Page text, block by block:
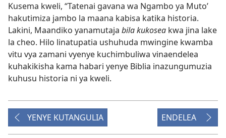
Kusema kweli, “Tatenai gavana wa Ngambo ya Muto’
hakutimiza jambo la maana kabisa katika historia.
Lakini, Maandiko yanamutaja bila kukosea kwa jina lake
la cheo. Hilo linatupatia ushuhuda mwingine kwamba
vitu vya zamani vyenye kuchimbuliwa vinaendelea
kuhakikisha kama habari yenye Biblia inazungumuzia
kuhusu historia ni ya kweli.
YENYE KUTANGULIA ENDELEA